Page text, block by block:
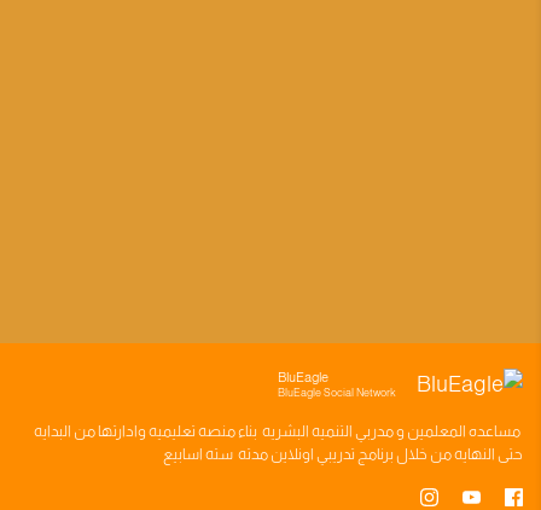
BluEagle
BluEagle Social Network
مساعده المعلمين ومدربي التنميه البشريه بناءمنصه تعليميه وادارتها من البدايه
حتى النهايه من خلال برنامج تدريبي اونلاين مدته سته اسابيع